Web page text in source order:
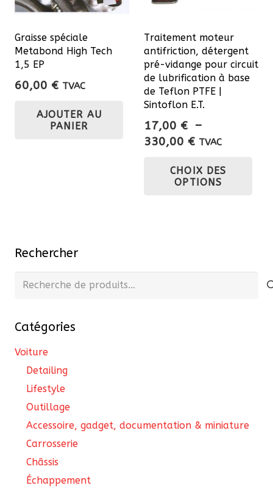
Graisse spéciale
Metabond High Tech
1,5 EP
60,00 € TVAC
AJOUTER AU
PANIER
Traitement moteur
antifriction, détergent
pré-vidange pour circuit
de lubrification à base
de Teflon PTFE |
Sintoflon E.T.
17,00 € –
330,00 €Plage
prix :
17,00 €
TVAC
CHOIX DES
OPTIONS
Rechercher
Recherche
Catégories
Voiture
Detailing
Lifestyle
Outillage
Accessoire, gadget, documentation & miniature
Carrosserie
Châssis
Échappement